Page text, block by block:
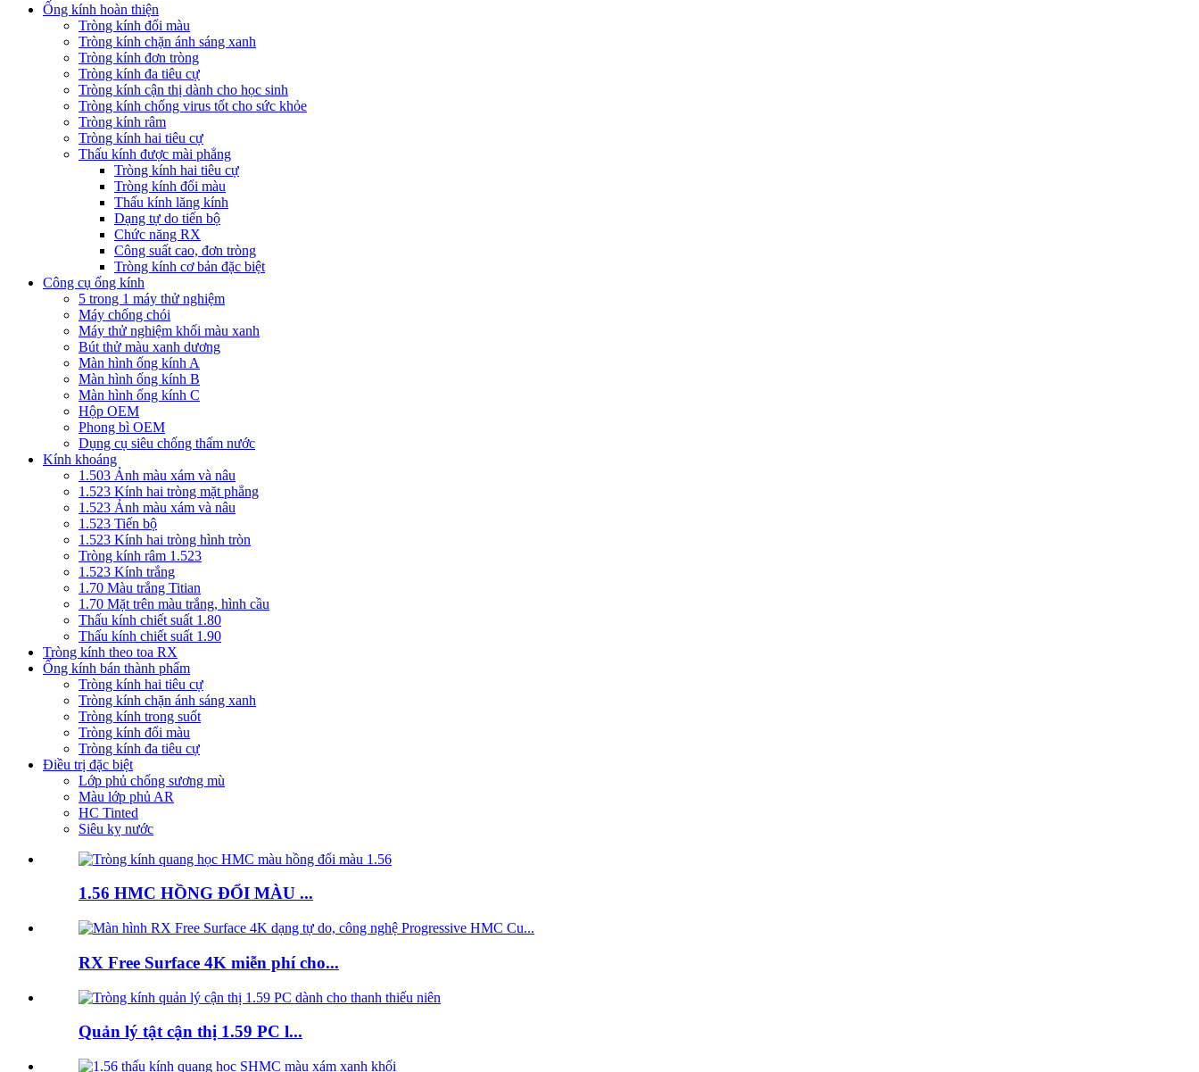
Ống kính hoàn thiện
Tròng kính đổi màu
Tròng kính chặn ánh sáng xanh
Tròng kính đơn tròng
Tròng kính đa tiêu cự
Tròng kính cận thị dành cho học sinh
Tròng kính chống virus tốt cho sức khỏe
Tròng kính râm
Tròng kính hai tiêu cự
Thấu kính được mài phẳng
Tròng kính hai tiêu cự
Tròng kính đổi màu
Thấu kính lăng kính
Dạng tự do tiến bộ
Chức năng RX
Công suất cao, đơn tròng
Tròng kính cơ bản đặc biệt
Công cụ ống kính
5 trong 1 máy thử nghiệm
Máy chống chói
Máy thử nghiệm khối màu xanh
Bút thử màu xanh dương
Màn hình ống kính A
Màn hình ống kính B
Màn hình ống kính C
Hộp OEM
Phong bì OEM
Dụng cụ siêu chống thấm nước
Kính khoáng
1.503 Ảnh màu xám và nâu
1.523 Kính hai tròng mặt phẳng
1.523 Ảnh màu xám và nâu
1.523 Tiến bộ
1.523 Kính hai tròng hình tròn
Tròng kính râm 1.523
1.523 Kính trắng
1.70 Màu trắng Titian
1.70 Mặt trên màu trắng, hình cầu
Thấu kính chiết suất 1.80
Thấu kính chiết suất 1.90
Tròng kính theo toa RX
Ống kính bán thành phẩm
Tròng kính hai tiêu cự
Tròng kính chặn ánh sáng xanh
Tròng kính trong suốt
Tròng kính đổi màu
Tròng kính đa tiêu cự
Điều trị đặc biệt
Lớp phủ chống sương mù
Màu lớp phủ AR
HC Tinted
Siêu kỵ nước
1.56 HMC HỒNG ĐỔI MÀU ...
RX Free Surface 4K miễn phí cho...
Quản lý tật cận thị 1.59 PC l...